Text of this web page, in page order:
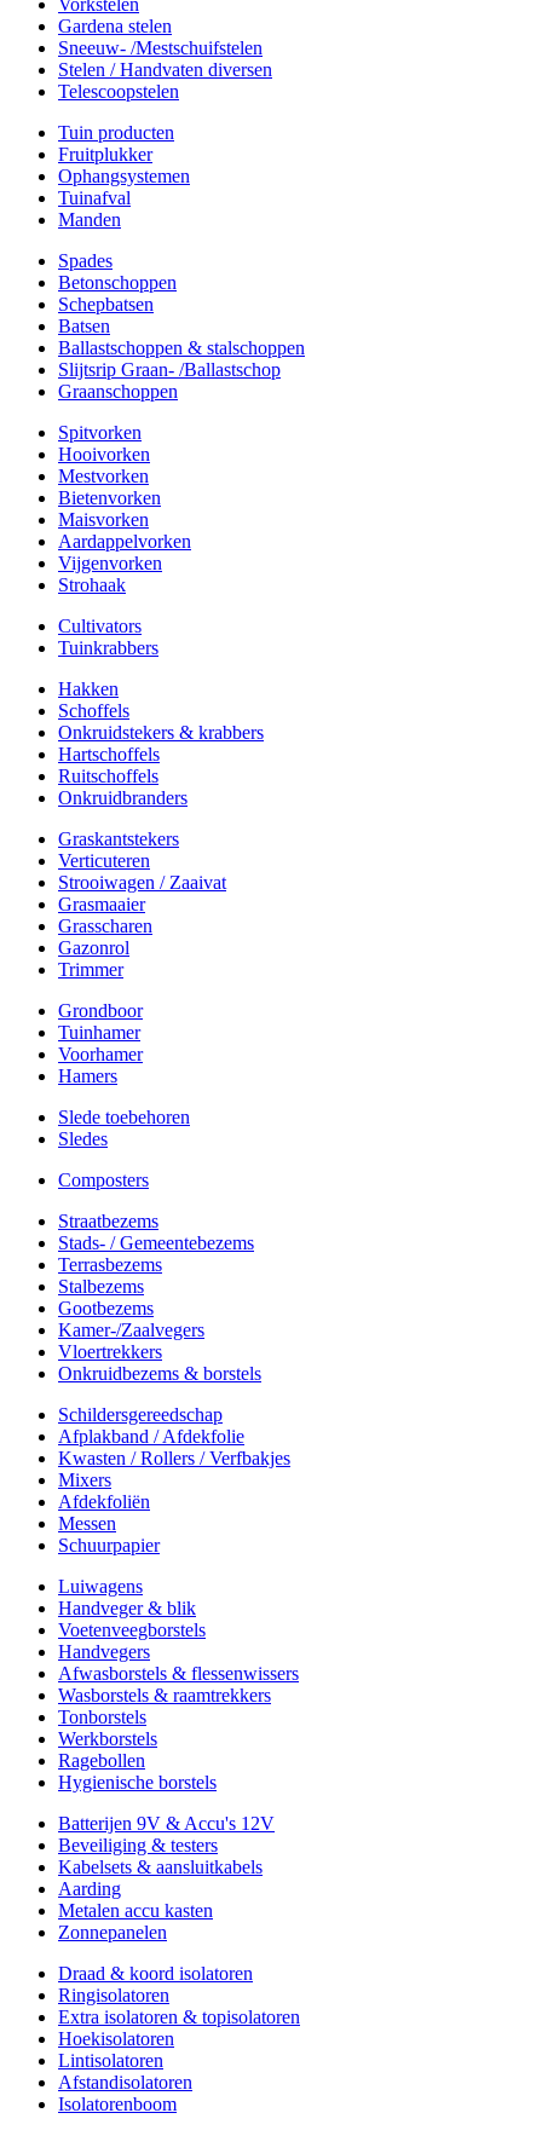
Vorkstelen
Gardena stelen
Sneeuw- /Mestschuifstelen
Stelen / Handvaten diversen
Telescoopstelen
Tuin producten
Fruitplukker
Ophangsystemen
Tuinafval
Manden
Spades
Betonschoppen
Schepbatsen
Batsen
Ballastschoppen & stalschoppen
Slijtsrip Graan- /Ballastschop
Graanschoppen
Spitvorken
Hooivorken
Mestvorken
Bietenvorken
Maisvorken
Aardappelvorken
Vijgenvorken
Strohaak
Cultivators
Tuinkrabbers
Hakken
Schoffels
Onkruidstekers & krabbers
Hartschoffels
Ruitschoffels
Onkruidbranders
Graskantstekers
Verticuteren
Strooiwagen / Zaaivat
Grasmaaier
Grasscharen
Gazonrol
Trimmer
Grondboor
Tuinhamer
Voorhamer
Hamers
Slede toebehoren
Sledes
Composters
Straatbezems
Stads- / Gemeentebezems
Terrasbezems
Stalbezems
Gootbezems
Kamer-/Zaalvegers
Vloertrekkers
Onkruidbezems & borstels
Schildersgereedschap
Afplakband / Afdekfolie
Kwasten / Rollers / Verfbakjes
Mixers
Afdekfoliën
Messen
Schuurpapier
Luiwagens
Handveger & blik
Voetenveegborstels
Handvegers
Afwasborstels & flessenwissers
Wasborstels & raamtrekkers
Tonborstels
Werkborstels
Ragebollen
Hygienische borstels
Batterijen 9V & Accu's 12V
Beveiliging & testers
Kabelsets & aansluitkabels
Aarding
Metalen accu kasten
Zonnepanelen
Draad & koord isolatoren
Ringisolatoren
Extra isolatoren & topisolatoren
Hoekisolatoren
Lintisolatoren
Afstandisolatoren
Isolatorenboom